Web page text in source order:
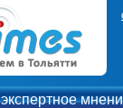
экспертное